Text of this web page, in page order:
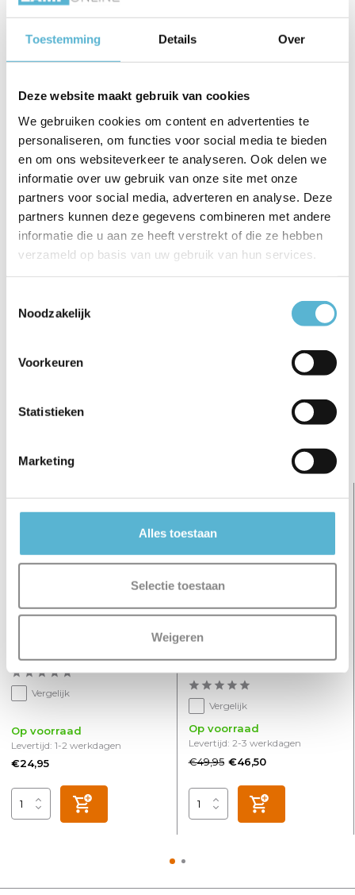
Toestemming Details Over
Deze website maakt gebruik van cookies
We gebruiken cookies om content en advertenties te
personaliseren, om functies voor social media te bieden
en om ons websiteverkeer te analyseren. Ook delen we
informatie over uw gebruik van onze site met onze
partners voor social media, adverteren en analyse. Deze
partners kunnen deze gegevens combineren met andere
informatie die u aan ze heeft verstrekt of die ze hebben
verzameld op basis van uw gebruik van hun services.
Noodzakelijk
Voorkeuren
Statistieken
Marketing
Alles toestaan
Selectie toestaan
Weigeren
Gerelateerde artikelen:
LED GU10 lamp 50-
3,8 W...
€7,95
€5,95
2,6 W...
€6,95
Moggio 1 li...
€24,95
Reviews
Schrijf je eigen review
Gerelateerde artikelen:
Inbouwspot Moggio 1 lichts
Vergelijk
Op voorraad
Levertijd: 1-2 werkdagen
€24,95
HUE Lichtbron GU10 400
pack
Vergelijk
Op voorraad
Levertijd: 2-3 werkdagen
€49,95 €46,50